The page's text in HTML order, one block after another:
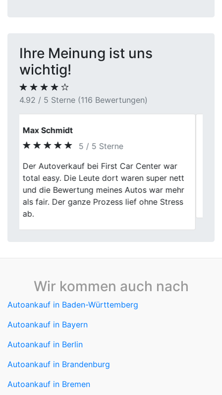
Ihre Meinung ist uns
wichtig!
4.92 / 5 Sterne (116 Bewertungen)
Herr Freytag
5 / 5 Sterne
Mit First Car Center meinen
Gebrauchtwagen verkauft. Schnelle
Bewertung, guter Preis, problemlose
Abwicklung. Gerne wieder.
Previous
Autoankauf in Baden-Württemberg
Autoankauf in Berlin